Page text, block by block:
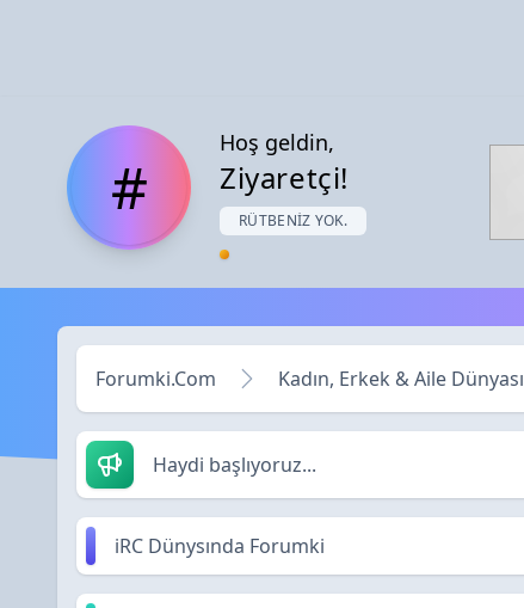
#
Hoş geldin,
Ziyaretçi!
RÜTBENIZ YOK.
Forumki.Com Kadın, Erkek & Aile Dünyası
Haydi başlıyoruz...
iRC Dünysında Forumki